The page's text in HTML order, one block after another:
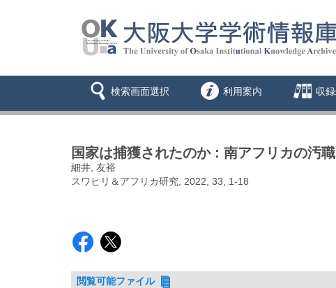
検索画面選択 利用案内 収
国家は捕獲されたのか : 南アフリカの汚
細井, 友裕
スワヒリ＆アフリカ研究, 2022, 33, 1-18
閲覧可能ファイル